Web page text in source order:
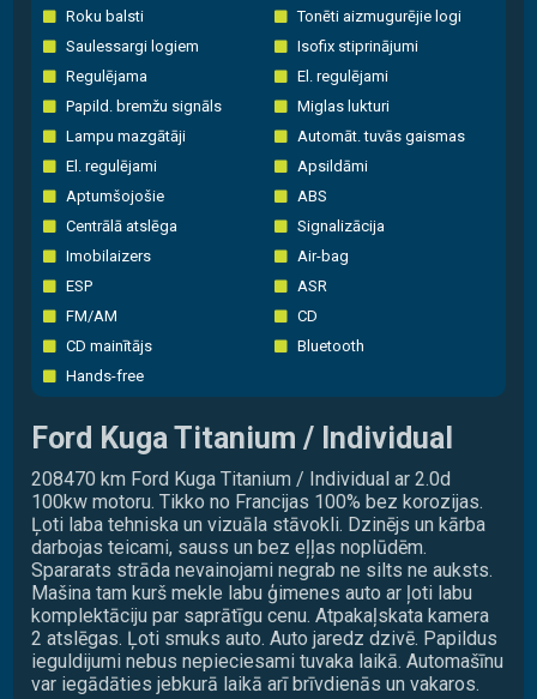
Roku balsti
Tonēti aizmugurējie logi
Saulessargi logiem
Isofix stiprinājumi
Regulējama
El. regulējami
Papild. bremžu signāls
Miglas lukturi
Lampu mazgātāji
Automāt. tuvās gaismas
El. regulējami
Apsildāmi
Aptumšojošie
ABS
Centrālā atslēga
Signalizācija
Imobilaizers
Air-bag
ESP
ASR
FM/AM
CD
CD mainītājs
Bluetooth
Hands-free
Ford Kuga Titanium / Individual
208470 km Ford Kuga Titanium / Individual ar 2.0d
100kw motoru. Tikko no Francijas 100% bez korozijas.
Ļoti laba tehniska un vizuāla stāvokli. Dzinējs un kārba
darbojas teicami, sauss un bez eļļas noplūdēm.
Spararats strāda nevainojami negrab ne silts ne auksts.
Mašina tam kurš mekle labu ģimenes auto ar ļoti labu
komplektāciju par saprātīgu cenu. Atpakaļskata kamera
2 atslēgas. Ļoti smuks auto. Auto jaredz dzivē. Papildus
ieguldijumi nebus nepieciesami tuvaka laikā. Automašīnu
var iegādāties jebkurā laikā arī brīvdienās un vakaros.